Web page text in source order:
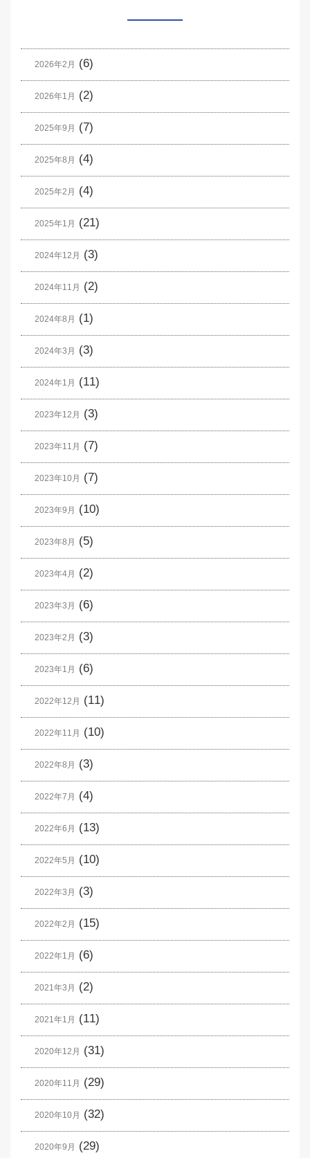
2026年2月 (6)
2026年1月 (2)
2025年9月 (7)
2025年8月 (4)
2025年2月 (4)
2025年1月 (21)
2024年12月 (3)
2024年11月 (2)
2024年8月 (1)
2024年3月 (3)
2024年1月 (11)
2023年12月 (3)
2023年11月 (7)
2023年10月 (7)
2023年9月 (10)
2023年8月 (5)
2023年4月 (2)
2023年3月 (6)
2023年2月 (3)
2023年1月 (6)
2022年12月 (11)
2022年11月 (10)
2022年8月 (3)
2022年7月 (4)
2022年6月 (13)
2022年5月 (10)
2022年3月 (3)
2022年2月 (15)
2022年1月 (6)
2021年3月 (2)
2021年1月 (11)
2020年12月 (31)
2020年11月 (29)
2020年10月 (32)
2020年9月 (29)